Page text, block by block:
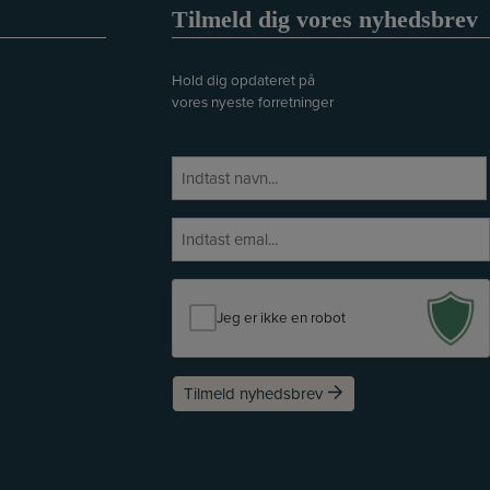
Tilmeld dig vores nyhedsbrev
Hold dig opdateret på
vores nyeste forretninger
N
a
v
E
t
e
a
v
n
-
m
l
Jeg er ikke en robot
Tilmeld nyhedsbrev